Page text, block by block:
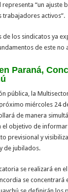
“un ajuste
trabajadores activos”.
de los sindicatos ya
de este no
Paraná,
pública, la
miércoles 24
de manera
el objetivo de
previsional y
de jubilados.
se realizará en
se concentrará